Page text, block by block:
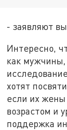
- заявляют
Интересно,
как
хотят
если их
возрастом и
поддержка